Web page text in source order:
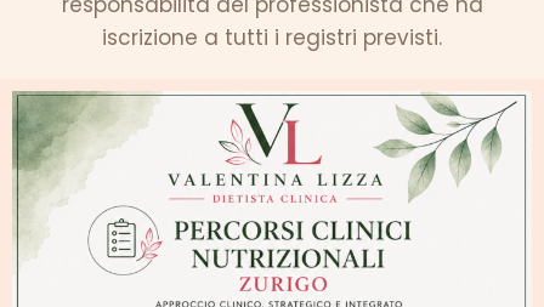
iscrizione a tutti i registri previsti.